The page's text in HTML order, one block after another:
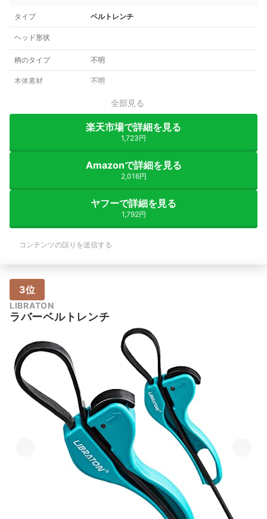
タイプ ベルトレンチ
ヘッド形状
柄のタイプ 不明
本体素材 不明
全部見る
楽天市場で詳細を見る
1,723円
Amazonで詳細を見る
2,016円
ヤフーで詳細を見る
1,792円
コンテンツの誤りを送信する
3位
LIBRATON
ラバーベルトレンチ